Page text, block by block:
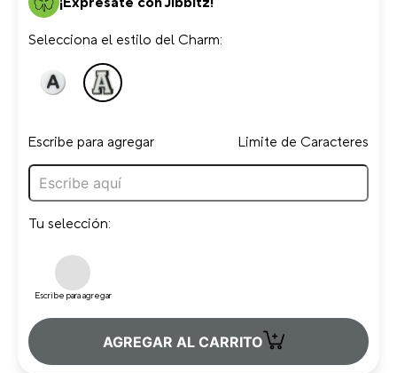
Selecciona el estilo del Charm:
Escribe para agregar Limite de Caracteres
Tu selección:
Escribe para agregar
AGREGAR AL CARRITO +